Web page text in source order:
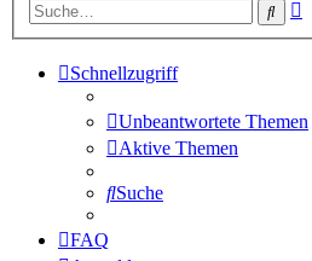
Suche
Schnellzugriff
Unbeantwortete Themen
Aktive Themen
Suche
FAQ